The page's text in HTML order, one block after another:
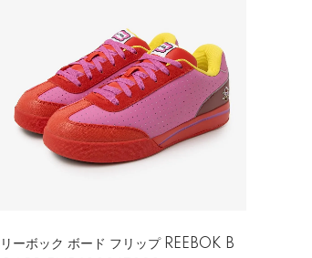
リーボック ボード フリップ REEBOK B